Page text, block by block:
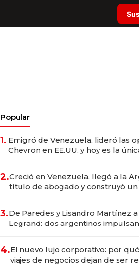
Popular
1. Emigró de Venezuela, lideró las
Chevron en EE.UU. y hoy es la
2.Creció en Venezuela, llegó a la
título de abogado y construyó
3.De Paredes y Lisandro Martínez
Legrand: dos argentinos
4.El nuevo lujo corporativo: por
viajes de negocios dejan de ser